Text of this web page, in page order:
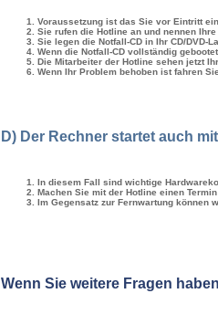
Voraussetzung ist das Sie vor Eintritt
Sie rufen die Hotline an und nennen
Sie legen die Notfall-CD in Ihr CD/DVD-
Wenn die Notfall-CD vollständig
Die Mitarbeiter der Hotline sehen jetzt
Wenn Ihr Problem behoben ist fahren
D) Der Rechner startet auch
In diesem Fall sind wichtige
Machen Sie mit der Hotline einen
Im Gegensatz zur Fernwartung können
Wenn Sie weitere Fragen